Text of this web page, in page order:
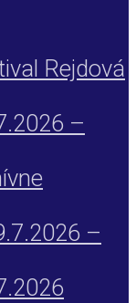
Rejdová
–
–